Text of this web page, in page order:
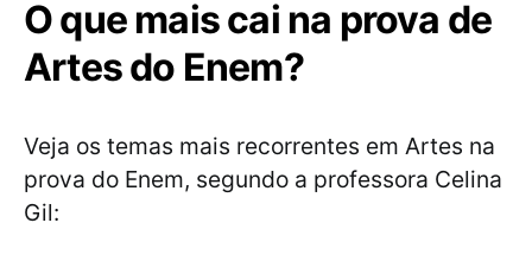
O que mais cai na prova de
Artes do Enem?
Veja os temas mais recorrentes em Artes na
prova do Enem, segundo a professora Celina
Gil: